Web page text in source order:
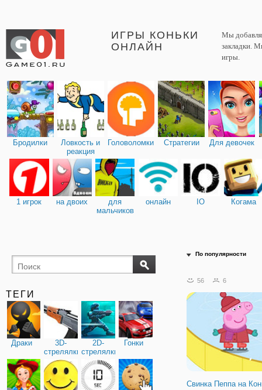
ИГРЫ КОНЬКИ
ОНЛАЙН
Мы
закладки.
игры.
Бродилки
Ловкость и
реакция
Головоломки Стратегии Для девочек
1 игрок на двоих
для
мальчиков
онлайн IO Когама
ТЕГИ
Драки
3D-
стрелялки
2D-
стрелялки
Гонки
По популярности
56 6
Свинка Пеппа на